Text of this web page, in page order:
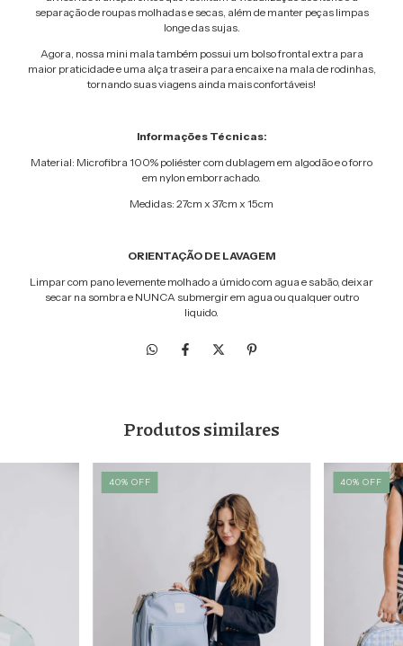
separação de roupas molhadas e secas, além de manter peças limpas
longe das sujas.
Agora, nossa mini mala também possui um bolso frontal extra para
maior praticidade e uma alça traseira para encaixe na mala de rodinhas,
tornando suas viagens ainda mais confortáveis!
Informações Técnicas:
Material: Microfibra 100% poliéster com dublagem em algodão e o forro
em nylon emborrachado.
Medidas: 27cm x 37cm x 15cm
ORIENTAÇÃO DE LAVAGEM
Limpar com pano levemente molhado a úmido com agua e sabão, deixar
secar na sombra e NUNCA submergir em agua ou qualquer outro
liquido.
Produtos similares
40% OFF 40%OFF